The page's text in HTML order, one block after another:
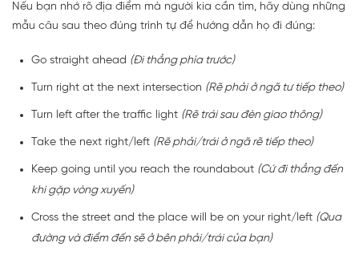
Nếu bạn nhớ rõ địa điểm mà người kia cần tìm, hãy dùng những
mẫu câu sau theo đúng trình tự để hướng dẫn họ đi đúng:
Go straight ahead (Đi thẳng phía trước)
Turn right at the next intersection (Rẽ phải ở ngã tư tiếp theo)
Turn left after the traffic light (Rẽ trái sau đèn giao thông)
Take the next right/left (Rẽ phải/trái ở ngã rẽ tiếp theo)
Keep going until you reach the roundabout (Cứ đi thẳng đến
khi gặp vòng xuyến)
Cross the street and the place will be on your right/left (Qua
đường và điểm đến sẽ ở bên phải/trái của bạn)